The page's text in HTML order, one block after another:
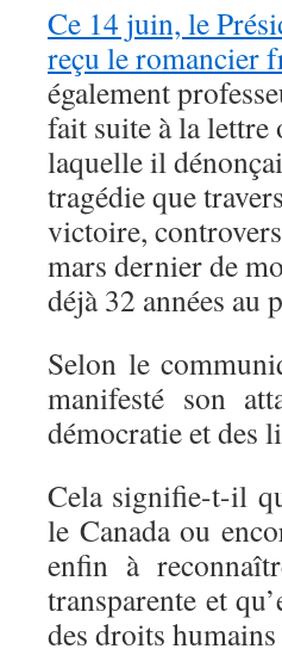
Ce 14 juin, le
reçu le romancier
également
fait suite à la lettre
laquelle il
tragédie que
victoire,
mars dernier de
déjà 32 années au
Selon le
manifesté son
démocratie et des
Cela signifie-t-il
le Canada ou
enfin à
transparente et
des droits